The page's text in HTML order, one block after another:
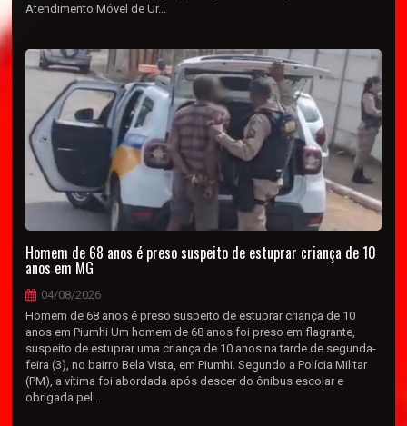
Atendimento Móvel de Ur...
Homem de 68 anos é preso suspeito de estuprar criança de 10
anos em MG
04/08/2026
Homem de 68 anos é preso suspeito de estuprar criança de 10
anos em Piumhi Um homem de 68 anos foi preso em flagrante,
suspeito de estuprar uma criança de 10 anos na tarde de segunda-
feira (3), no bairro Bela Vista, em Piumhi. Segundo a Polícia Militar
(PM), a vítima foi abordada após descer do ônibus escolar e
obrigada pel...